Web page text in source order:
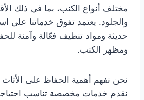
مختلف أنواع الكنب، بما في ذلك
والجلود. يعتمد تفوق خدماتنا على
حديثة ومواد تنظيف فعّالة وآمنة
ومظهر الكنب.
نحن نفهم أهمية الحفاظ على الأثاث
نقدم خدمات مخصصة تناسب